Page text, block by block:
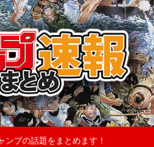
ンプの話題をまとめます！